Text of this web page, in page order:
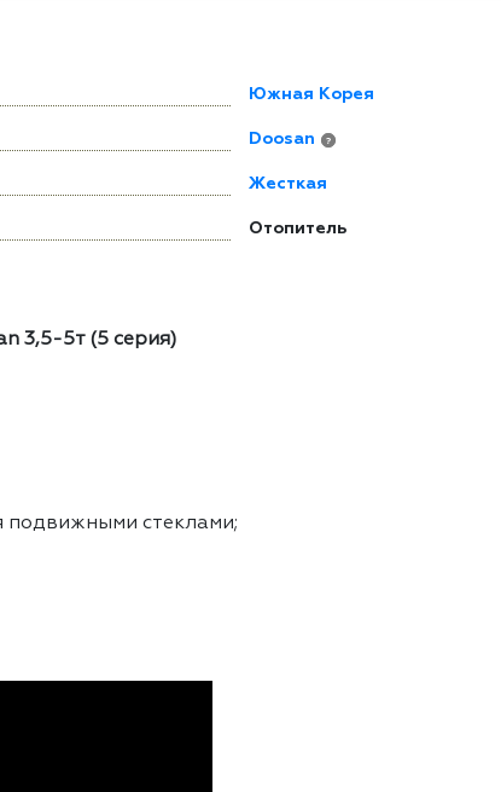
Южная Корея
Doosan ?
Жесткая
Отопитель
3,5-5т (5 серия)
подвижными стеклами;